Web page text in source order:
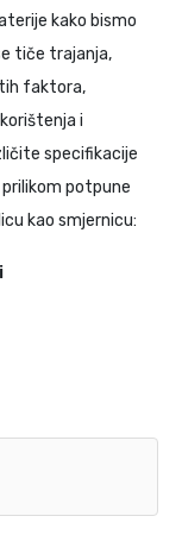
kako bismo
tiče trajanja,
faktora,
i
specifikacije
potpune
kao smjernicu: